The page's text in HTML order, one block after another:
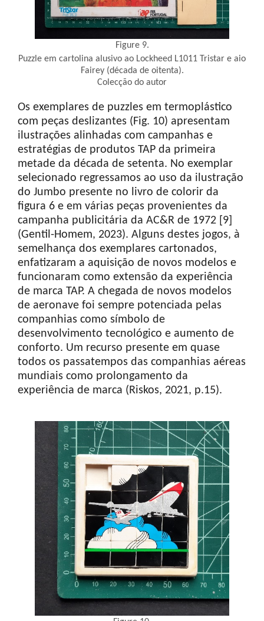
Figure 9.
Puzzle em cartolina alusivo ao Lockheed L1011 Tristar e aio
Fairey (década de oitenta).
Colecção do autor
Os exemplares de puzzles em termoplástico
com peças deslizantes (Fig. 10) apresentam
ilustrações alinhadas com campanhas e
estratégias de produtos TAP da primeira
metade da década de setenta. No exemplar
selecionado regressamos ao uso da ilustração
do Jumbo presente no livro de colorir da
figura 6 e em várias peças provenientes da
campanha publicitária da AC&R de 1972 [9]
(Gentil-Homem, 2023). Alguns destes jogos, à
semelhança dos exemplares cartonados,
enfatizaram a aquisição de novos modelos e
funcionaram como extensão da experiência
de marca TAP. A chegada de novos modelos
de aeronave foi sempre potenciada pelas
companhias como símbolo de
desenvolvimento tecnológico e aumento de
conforto. Um recurso presente em quase
todos os passatempos das companhias aéreas
mundiais como prolongamento da
experiência de marca (Riskos, 2021, p.15).